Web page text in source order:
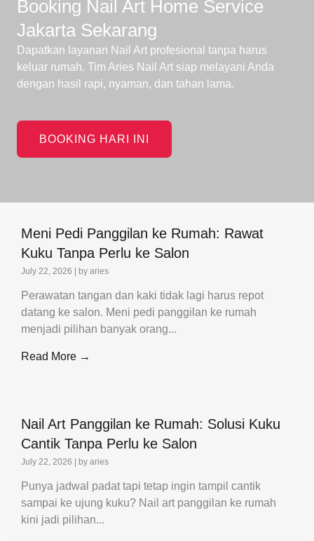
Booking Nail Art Home Service
Jakarta Sekarang
Dapatkan layanan Nail Art profesional tanpa harus
keluar rumah. Tim Aries Nail Art siap melayani Anda
dengan hasil rapi, nyaman, dan tahan lama.
BOOKING HARI INI
Meni Pedi Panggilan ke Rumah: Rawat
Kuku Tanpa Perlu ke Salon
July 22, 2026 by aries
Perawatan tangan dan kaki tidak lagi harus repot
datang ke salon. Meni pedi panggilan ke rumah
menjadi pilihan banyak orang...
Read More →
Nail Art Panggilan ke Rumah: Solusi Kuku
Cantik Tanpa Perlu ke Salon
July 22, 2026 by aries
Punya jadwal padat tapi tetap ingin tampil cantik
sampai ke ujung kuku? Nail art panggilan ke rumah
kini jadi pilihan...